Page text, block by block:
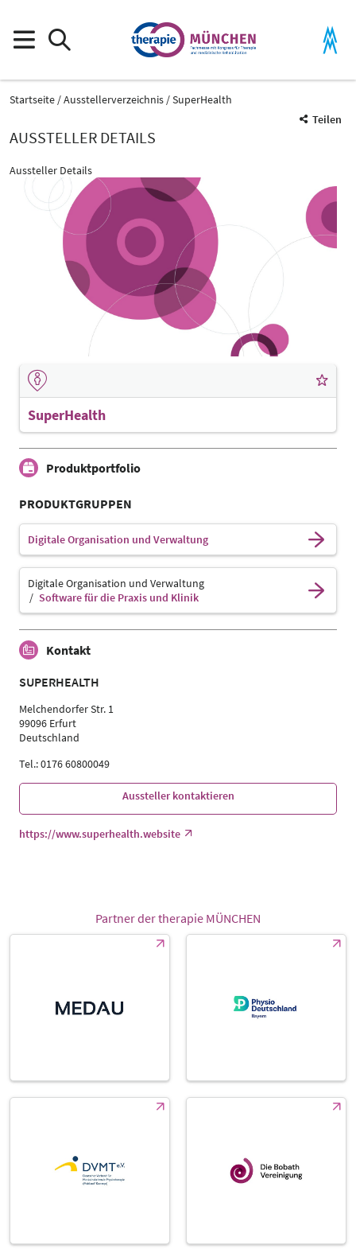
Startseite Ausstellerverzeichnis
SuperHealth
Teilen
AUSSTELLER DETAILS
Aussteller Details
SuperHealth
Produktportfolio
PRODUKTGRUPPEN
Digitale Organisation und Verwaltung
Digitale Organisation und Verwaltung
Software für die Praxis und Klinik
Kontakt
SUPERHEALTH
Melchendorfer Str. 1
99096 Erfurt
Deutschland
Tel.: 0176 60800049
Aussteller kontaktieren
https://www.superhealth.website
Partner der therapie MÜNCHEN